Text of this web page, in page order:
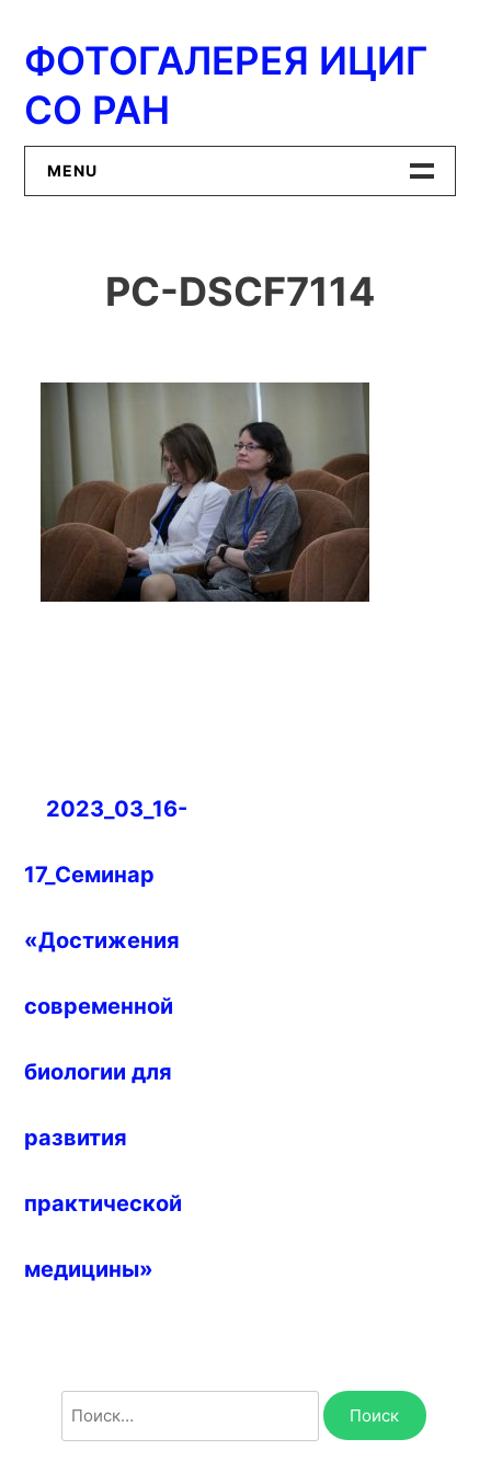
содержимому
ФОТОГАЛЕРЕЯ ИЦИГ
СО РАН
MENU
ИЦиГ СО РАН
PC-DSCF7114
Навигация
записям
2023_03_16-
17_Семинар
«Достижения
современной
биологии для
развития
практической
медицины»
Найти: